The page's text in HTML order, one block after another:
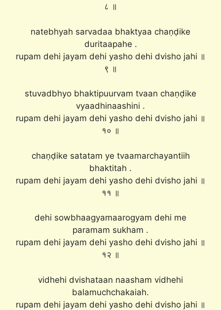
८ ॥
natebhyah sarvadaa bhaktyaa chaṇḍike
duritaapahe .
rupam dehi jayam dehi yasho dehi dvisho jahi ॥
९ ॥
stuvadbhyo bhaktipuurvam tvaan chaṇḍike
vyaadhinaashini .
rupam dehi jayam dehi yasho dehi dvisho jahi ॥
१० ॥
chaṇḍike satatam ye tvaamarchayantiih
bhaktitah .
rupam dehi jayam dehi yasho dehi dvisho jahi ॥
११ ॥
dehi sowbhaagyamaarogyam dehi me
paramam sukham .
rupam dehi jayam dehi yasho dehi dvisho jahi ॥
१२ ॥
vidhehi dvishataan naasham vidhehi
balamuchchakaiah.
rupam dehi jayam dehi yasho dehi dvisho jahi ॥